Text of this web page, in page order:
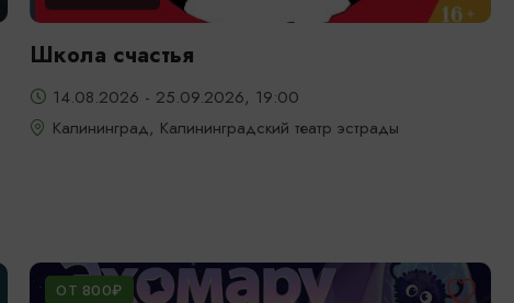
Школа счастья
14.08.2026 - 25.09.2026, 19:00
Калининград, Калининградский театр эстрады
ОТ 800₽